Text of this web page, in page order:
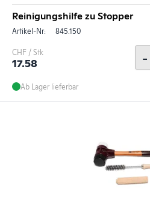
Reinigungshilfe zu Stopper
Artikel-Nr: 845.150
CHF / Stk
17.58 -
Ab Lager lieferbar